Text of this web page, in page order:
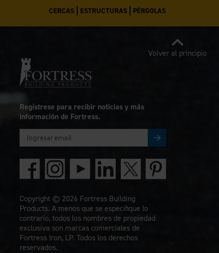
CERCAS ESTRUCTURAS PÉRGOLAS
Regístrese para recibir noticias y más
información de Fortress.
Copyright © 2026 Fortress Building
Products. A menos que se especifique lo
contrario, todos los nombres de propiedad
exclusiva son marcas comerciales de
Fortress Iron, LP. Todos los derechos
reservados.
Volver al principio